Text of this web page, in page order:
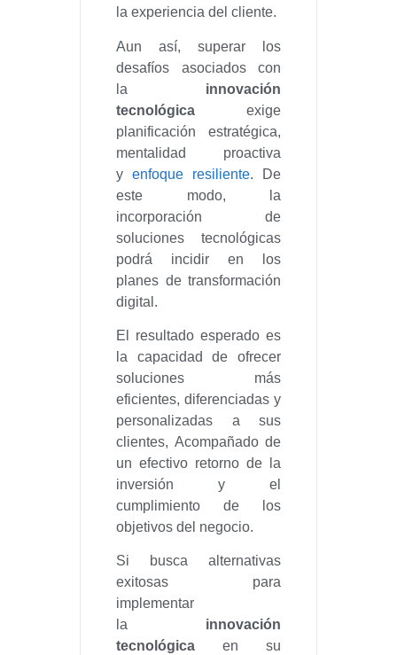
la experiencia del cliente.
Aun así, superar los
desafíos asociados con
la innovación
tecnológicaexige
planificación estratégica,
mentalidad proactiva
y enfoque resiliente. De
este modo, la
incorporación de
soluciones tecnológicas
podrá incidir en los
planes de transformación
digital.
El resultado esperado es
la capacidad de ofrecer
soluciones más
eficientes, diferenciadas y
personalizadas a sus
clientes, Acompañado de
un efectivo retorno de la
inversión y el
cumplimiento de los
objetivos del negocio.
Si busca alternativas
exitosas para
implementar
la innovación
tecnológicaen su